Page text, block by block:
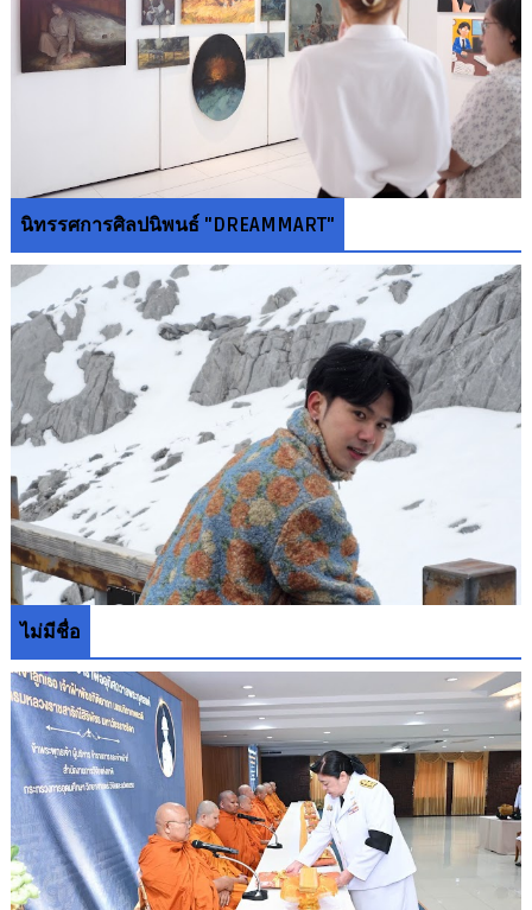
นิทรรศการศิลปนิพนธ์ "DREAMMART"
ไม่มีชื่อ